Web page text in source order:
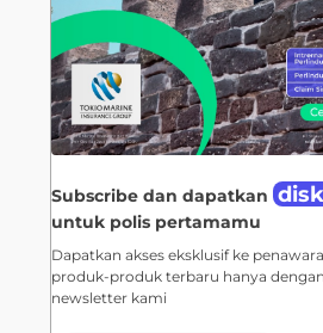
Subscribe dan dapatkan
untuk polis pertamamu
Dapatkan akses eksklusif ke
produk-produk terbaru hanya
newsletter kami